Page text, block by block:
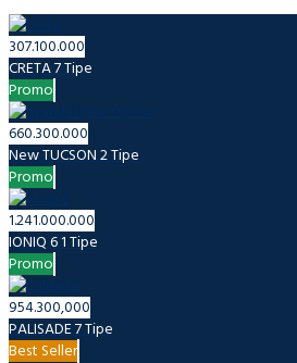
307.100.000
CRETA7 Tipe
Promo
660.300.000
New TUCSON 2 Tipe
Promo
1.241.000.000
IONIQ 61 Tipe
Promo
954.300,000
PALISADE7 Tipe
Best Seller